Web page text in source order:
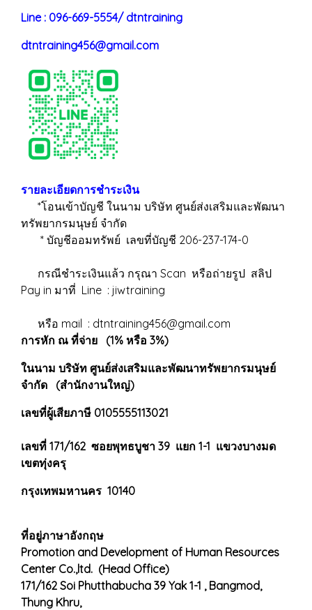
Line : 096-669-5554/ dtntraining
dtntraining456@gmail.com
รายละเอียดการชำระเงิน
*โอนเข้าบัญชี ในนาม บริษัท ศูนย์ส่งเสริมและพัฒนา
ทรัพยากรมนุษย์ จำกัด
* บัญชีออมทรัพย์ เลขที่บัญชี 206-237-174-0
กรณีชำระเงินแล้ว กรุณา Scan หรือถ่ายรูป สลิป
Pay in มาที่ Line : jiwtraining
หรือ mail : dtntraining456@gmail.com
การหัก ณ ที่จ่าย (1% หรือ 3%)
ในนาม บริษัท ศูนย์ส่งเสริมและพัฒนาทรัพยากรมนุษย์
จำกัด (สำนักงานใหญ่)
เลขที่ผู้เสียภาษี 0105555113021
เลขที่ 171/162 ซอยพุทธบูชา 39 แยก 1-1 แขวงบางมด
เขตทุ่งครุ
กรุงเทพมหานคร 10140
ที่อยู่ภาษาอังกฤษ
Promotion and Development of Human Resources
Center Co.,ltd. (Head Office)
171/162 Soi Phutthabucha 39 Yak 1-1 , Bangmod,
Thung Khru,